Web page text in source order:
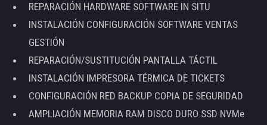
REPARACIÓN HARDWARE SOFTWARE IN SITU
INSTALACIÓN CONFIGURACIÓN SOFTWARE VENTAS
GESTIÓN
REPARACIÓN/SUSTITUCIÓN PANTALLA TÁCTIL
INSTALACIÓN IMPRESORA TÉRMICA DE TICKETS
CONFIGURACIÓN RED BACKUP COPIA DE SEGURIDAD
AMPLIACIÓN MEMORIA RAM DISCO DURO SSD NVMe